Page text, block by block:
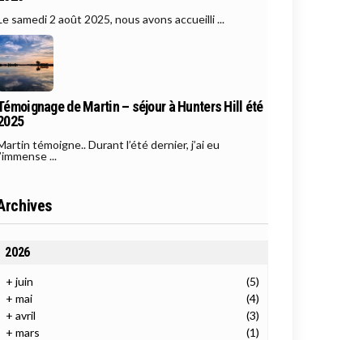
samedi 2 août 2025, nous avons accueilli ...
de Martin – séjour à Hunters Hill été
témoigne.. Durant l’été dernier, j’ai eu
...
2026
+juin
(5)
+mai
(4)
+avril
(3)
+mars (1)